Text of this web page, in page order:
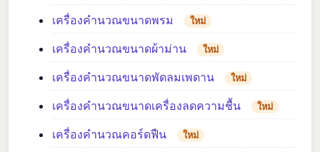
เครื่องคำนวณขนาดพรม ใหม่
เครื่องคำนวณขนาดผ้าม่าน ใหม่
เครื่องคำนวณขนาดพัดลมเพดาน ใหม่
เครื่องคำนวณขนาดเครื่องลดความชื้น ใหม่
เครื่องคำนวณคอร์ดฟืน ใหม่